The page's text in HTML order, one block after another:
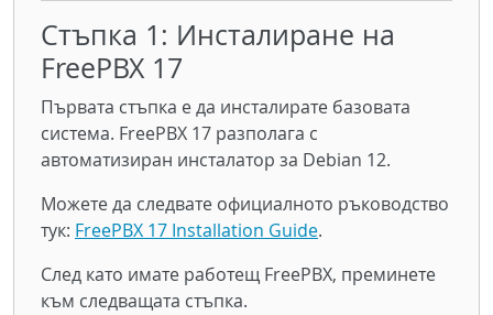
Стъпка 1: Инсталиране на
FreePBX 17
Първата стъпка е да инсталирате базовата
система. FreePBX 17 разполага с
автоматизиран инсталатор за Debian 12.
Можете да следвате официалното ръководство
тук: FreePBX 17 Installation Guide.
След като имате работещ FreePBX, преминете
към следващата стъпка.